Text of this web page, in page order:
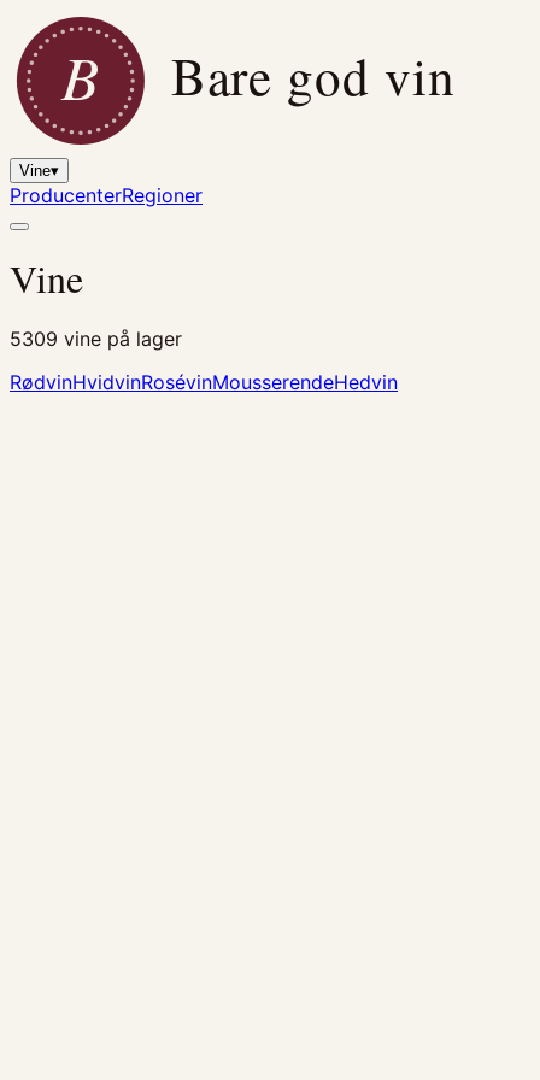
B Bare god vin
Vine▾
ProducenterRegioner
Vine
5309 vine på lager
RødvinHvidvinRosévinMousserendeHedvin